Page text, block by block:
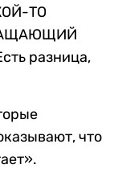
ТО
разница,
что